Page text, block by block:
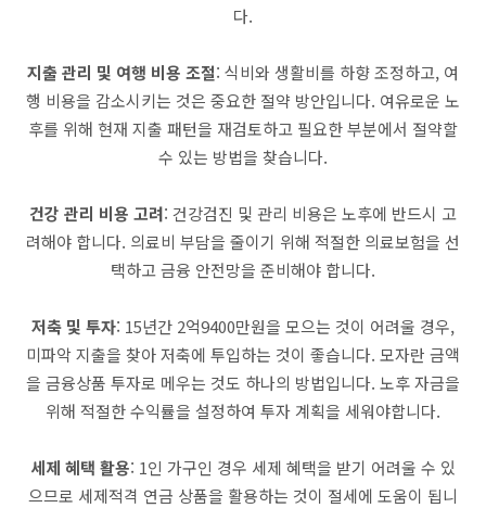
다.
지출 관리 및 여행 비용 조절: 식비와 생활비를 하향 조정하고, 여
행 비용을 감소시키는 것은 중요한 절약 방안입니다. 여유로운 노
후를 위해 현재 지출 패턴을 재검토하고 필요한 부분에서 절약할
수 있는 방법을 찾습니다.
건강 관리 비용 고려: 건강검진 및 관리 비용은 노후에 반드시 고
려해야 합니다. 의료비 부담을 줄이기 위해 적절한 의료보험을 선
택하고 금융 안전망을 준비해야 합니다.
저축 및 투자: 15년간 2억9400만원을 모으는 것이 어려울 경우,
미파악 지출을 찾아 저축에 투입하는 것이 좋습니다. 모자란 금액
을 금융상품 투자로 메우는 것도 하나의 방법입니다. 노후 자금을
위해 적절한 수익률을 설정하여 투자 계획을 세워야합니다.
세제 혜택 활용: 1인 가구인 경우 세제 혜택을 받기 어려울 수 있
으므로 세제적격 연금 상품을 활용하는 것이 절세에 도움이 됩니